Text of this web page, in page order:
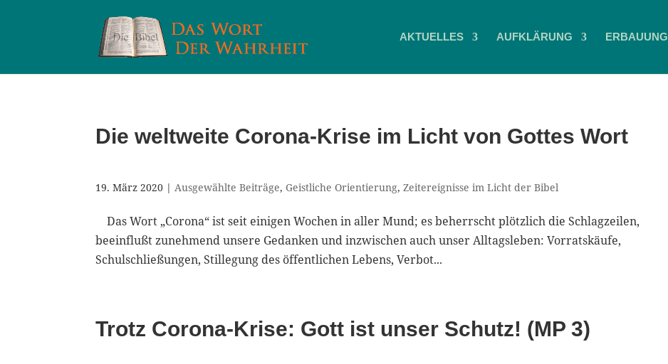
AKTUELLES AUFKLÄRUNG ERBAUUNG
Die weltweite Corona-Krise im Licht von Gottes Wort
19. März 2020 | Ausgewählte Beiträge,Geistliche Orientierung,Zeitereignisse im Licht der Bibel
Das Wort „Corona“ ist seit einigen Wochen in aller Mund; es beherrscht plötzlich die Schlagzeilen,
beeinflußt zunehmend unsere Gedanken und inzwischen auch unser Alltagsleben: Vorratskäufe,
Schulschließungen, Stillegung des öffentlichen Lebens, Verbot...
Trotz Corona-Krise: Gott ist unser Schutz! (MP 3)